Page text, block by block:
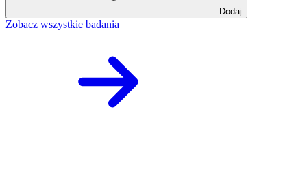
Dodaj
Zobacz wszystkie badania